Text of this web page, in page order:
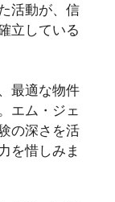
活動が、信
立している
最適な物件
エム・ジェ
の深さを活
を惜しみま